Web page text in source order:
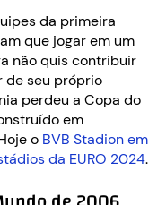
da primeira
que jogar em um
não quis contribuir
de seu próprio
perdeu a Copa do
em
o BVB Stadion em
da EURO 2024.